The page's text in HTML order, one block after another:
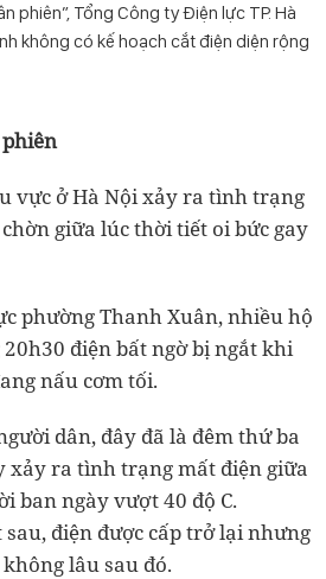
phiên”, Tổng Công ty Điện lực TP. Hà
không có kế hoạch cắt điện diện rộng
vực ở Hà Nội xảy ra tình trạng
giữa lúc thời tiết oi bức gay
phường Thanh Xuân, nhiều hộ
điện bất ngờ bị ngắt khi
nấu cơm tối.
dân, đây đã là đêm thứ ba
xảy ra tình trạng mất điện giữa
ban ngày vượt 40 độ C.
điện được cấp trở lại nhưng
lâu sau đó.